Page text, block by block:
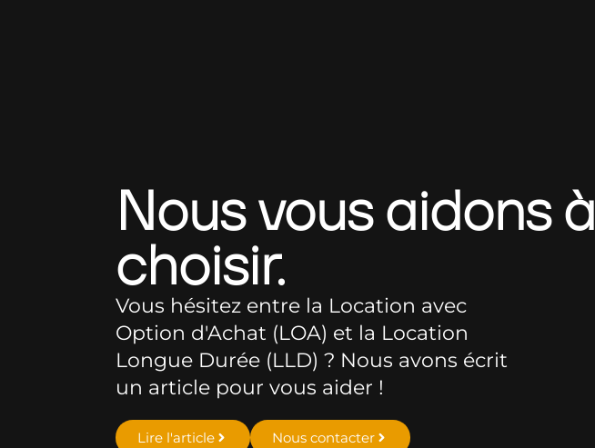
Nous vous aidons à
choisir.
Vous hésitez entre la Location avec
Option d'Achat (LOA) et la Location
Longue Durée (LLD) ? Nous avons écrit
un article pour vous aider !
Lire l'article Nous contacter